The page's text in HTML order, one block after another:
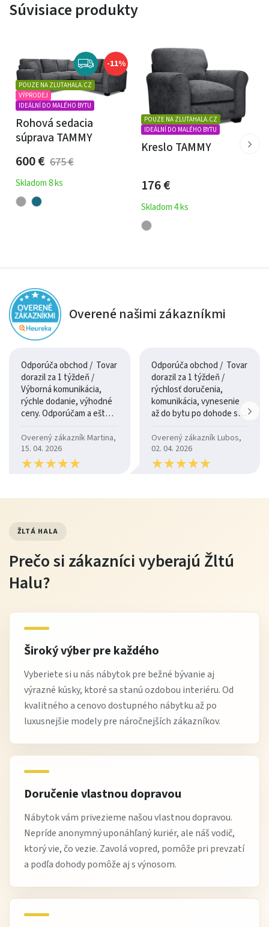
Pohovka TAMMYje ideálnou voľbou pre tých, ktorí chcú
kvalitu v jednom.
Súvisiace produkty
-11%
IDEÁLNÍ DO MALÉHO BYTU
VÝPRODEJ
POUZE NA ZLUTAHALA.CZ
Rohová sedacia
súprava TAMMY
600€ 675€
Skladom 8 ks
IDEÁLNÍ DO MALÉHO BYTU
POUZE NA ZLUTAHALA.CZ
Kreslo TAMMY
176€
Skladom 4 ks
Overené našimi zákazníkmi
Odporúča obchod / Tovar
dorazil za 1 týždeň /
Výborná komunikácia,
rýchle dodanie, výhodné
ceny. Odporúčam a ešte
Overený zákazník Martina,
15. 04. 2026
★★★★★
★★★★★
Odporúča obchod / Tovar
dorazil za 1 týždeň /
rýchlosť doručenia,
komunikácia, vynesenie
až do bytu po dohode so
Overený zákazník Lubos,
02. 04. 2026
★★★★★
★★★★★
ŽLTÁ HALA
Prečo si zákazníci vyberajú Žltú
Halu?
Široký výber pre každého
Vyberiete si u nás nábytok pre bežné bývanie aj
výrazné kúsky, ktoré sa stanú ozdobou interiéru. Od
kvalitného a cenovo dostupného nábytku až po
luxusnejšie modely pre náročnejších zákazníkov.
Doručenie vlastnou dopravou
Nábytok vám privezieme našou vlastnou dopravou.
Nepríde anonymný uponáhľaný kuriér, ale náš vodič,
ktorý vie, čo vezie. Zavolá vopred, pomôže pri prevzatí
a podľa dohody pomôže aj s výnosom.